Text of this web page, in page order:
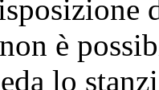
è
lo